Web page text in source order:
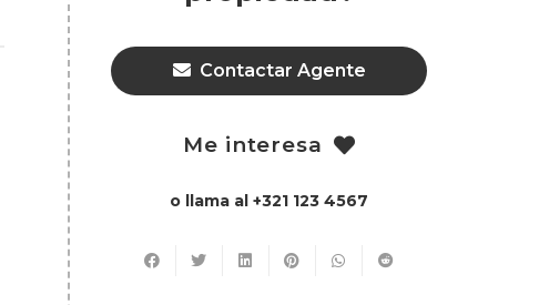
Contactar Agente
Me interesa
o llama al +321 123 4567